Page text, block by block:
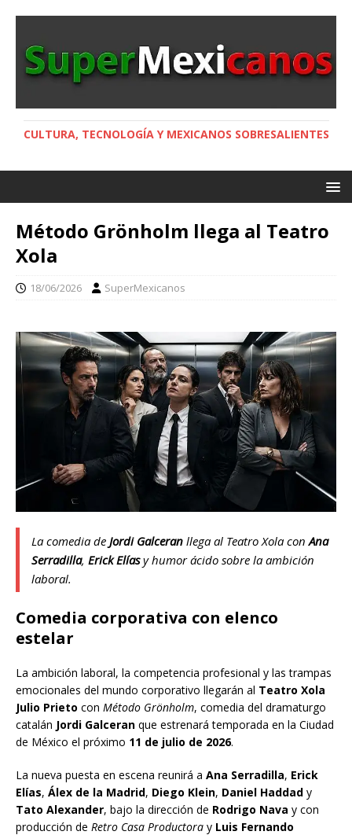
CULTURA, TECNOLOGÍA Y MEXICANOS SOBRESALIENTES
Método Grönholm llega al Teatro
Xola
18/06/2026 SuperMexicanos
La comedia de Jordi Galceran llega al Teatro Xola conAna
Serradilla, Erick Elíasy humor ácido sobre la ambición
laboral.
Comedia corporativa con elenco
estelar
La ambición laboral, la competencia profesional y las trampas
emocionales del mundo corporativo llegarán al Teatro Xola
Julio Prieto con Método Grönholm, comedia del dramaturgo
catalán Jordi Galceran que estrenará temporada en la Ciudad
de México el próximo 11 de julio de 2026.
La nueva puesta en escena reunirá a Ana Serradilla, Erick
Elías, Álex de la Madrid, Diego Klein, Daniel Haddad y
Tato Alexander, bajo la dirección de Rodrigo Nava y con
producción de Retro Casa Productora y Luis Fernando